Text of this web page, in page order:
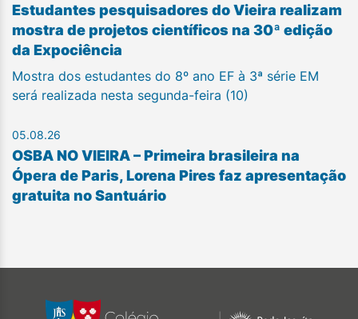
Estudantes pesquisadores do Vieira realizam
mostra de projetos científicos na 30ª edição
da Expociência
Mostra dos estudantes do 8º ano EF à 3ª série EM
será realizada nesta segunda-feira (10)
05.08.26
OSBA NO VIEIRA – Primeira brasileira na
Ópera de Paris, Lorena Pires faz apresentação
gratuita no Santuário